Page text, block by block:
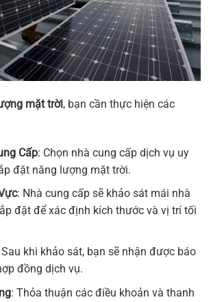
mặt trời, bạn cần thực hiện các
Cấp: Chọn nhà cung cấp dịch vụ uy
đặt năng lượng mặt trời.
: Nhà cung cấp sẽ khảo sát mái nhà
đặt để xác định kích thước và vị trí tối
khi khảo sát, bạn sẽ nhận được báo
đồng dịch vụ.
: Thỏa thuận các điều khoản và thanh